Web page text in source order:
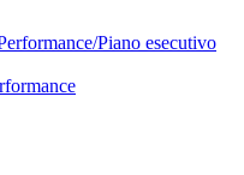
Piano esecutivo